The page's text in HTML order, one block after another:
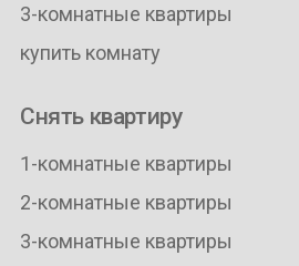
3-комнатные квартиры
купить комнату
Снять квартиру
1-комнатные квартиры
2-комнатные квартиры
3-комнатные квартиры